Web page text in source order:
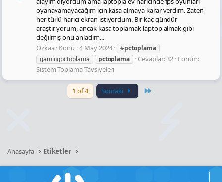
oyanayamayacağım için kasa almaya karar verdim. Zaten
her türlü harici ekran istiyordum. Bir kaç gündür
araştırıyorum, ancak kasa toplamak laptop almak gibi
değilmiş onu anladım...
Ozkaa Konu 4 May 2024 #pctoplama
gamingpctoplama
pctoplama Cevaplar: 32 Forum:
Sistem Toplama Tavsiyeleri
1 of 4 Sonraki
Anasayfa Etiketler